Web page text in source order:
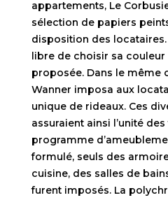
appartements, Le
sélection de papiers
disposition des
libre de choisir sa
proposée. Dans le même
Wanner imposa aux
unique de rideaux. Ces
assuraient ainsi l’unité
programme
formulé, seuls des
cuisine, des salles de
furent imposés. La